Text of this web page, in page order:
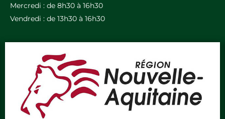
Mercredi : de 8h30 à 16h30
Vendredi : de 13h30 à 16h30